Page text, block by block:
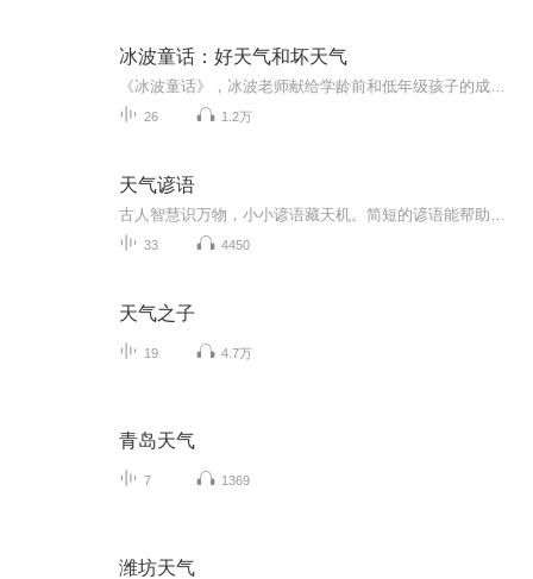
冰波童话：好天气和坏天气
26 1.2万
天气谚语
33 4450
天气之子
19 4.7万
青岛天气
7 1369
潍坊天气